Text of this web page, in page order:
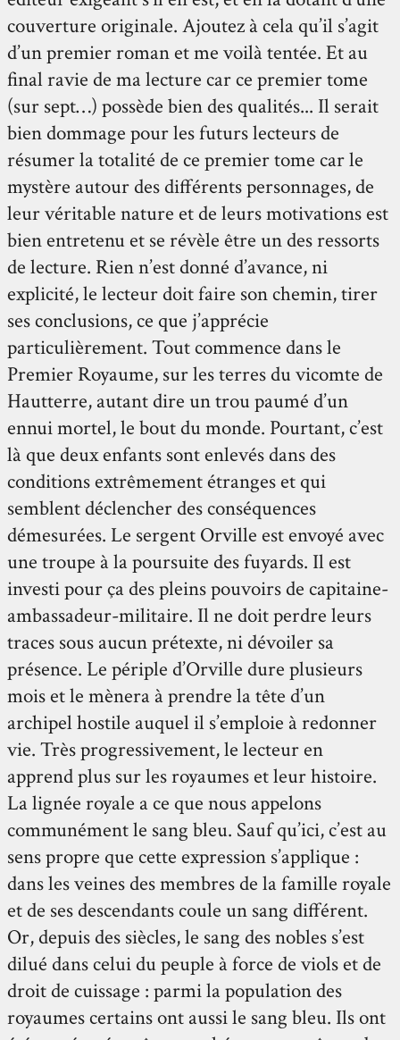
couverture originale. Ajoutez à cela qu’il s’agit
d’un premier roman et me voilà tentée. Et au
final ravie de ma lecture car ce premier tome
(sur sept…) possède bien des qualités... Il serait
bien dommage pour les futurs lecteurs de
résumer la totalité de ce premier tome car le
mystère autour des différents personnages, de
leur véritable nature et de leurs motivations est
bien entretenu et se révèle être un des ressorts
de lecture. Rien n’est donné d’avance, ni
explicité, le lecteur doit faire son chemin, tirer
ses conclusions, ce que j’apprécie
particulièrement. Tout commence dans le
Premier Royaume, sur les terres du vicomte de
Hautterre, autant dire un trou paumé d’un
ennui mortel, le bout du monde. Pourtant, c’est
là que deux enfants sont enlevés dans des
conditions extrêmement étranges et qui
semblent déclencher des conséquences
démesurées. Le sergent Orville est envoyé avec
une troupe à la poursuite des fuyards. Il est
investi pour ça des pleins pouvoirs de capitaine-
ambassadeur-militaire. Il ne doit perdre leurs
traces sous aucun prétexte, ni dévoiler sa
présence. Le périple d’Orville dure plusieurs
mois et le mènera à prendre la tête d’un
archipel hostile auquel il s’emploie à redonner
vie. Très progressivement, le lecteur en
apprend plus sur les royaumes et leur histoire.
La lignée royale a ce que nous appelons
communément le sang bleu. Sauf qu’ici, c’est au
sens propre que cette expression s’applique :
dans les veines des membres de la famille royale
et de ses descendants coule un sang différent.
Or, depuis des siècles, le sang des nobles s’est
dilué dans celui du peuple à force de viols et de
droit de cuissage : parmi la population des
royaumes certains ont aussi le sang bleu. Ils ont